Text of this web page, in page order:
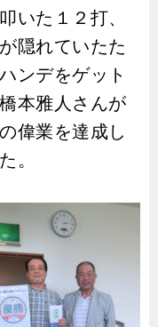
いた１２打、
隠れていたた
ンデをゲット
本雅人さんが
偉業を達成し
。